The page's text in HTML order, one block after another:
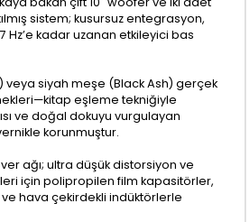
sistem; kusursuz entegrasyon,
kadar uzanan etkileyici bas
veya siyah meşe (Black Ash) gerçek
eşleme tekniğiyle
ve doğal dokuyu vurgulayan
korunmuştur.
ağı; ultra düşük distorsiyon ve
için polipropilen film kapasitörler,
hava çekirdekli indüktörlerle